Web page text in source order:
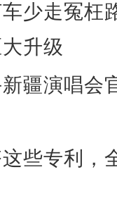
少走冤枉
升级
疆演唱会
些专利，
陷戈壁淤泥